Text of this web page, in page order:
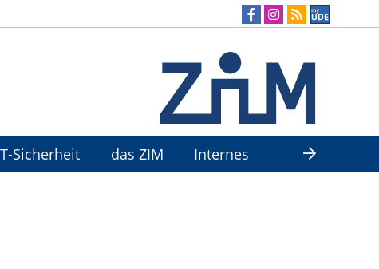
Sicherheit das ZIM
Internes